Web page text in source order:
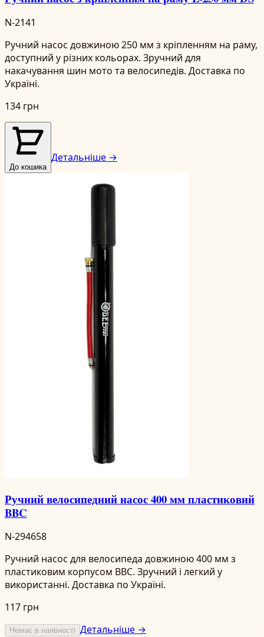
N-2141
Ручний насос довжиною 250 мм з кріпленням на раму,
доступний у різних кольорах. Зручний для
накачування шин мото та велосипедів. Доставка по
Україні.
134 грн
До кошика
Детальніше →
Ручний велосипедний насос 400 мм пластиковий
BBC
N-294658
Ручний насос для велосипеда довжиною 400 мм з
пластиковим корпусом BBC. Зручний і легкий у
використанні. Доставка по Україні.
117 грн
Немає в наявності Детальніше →